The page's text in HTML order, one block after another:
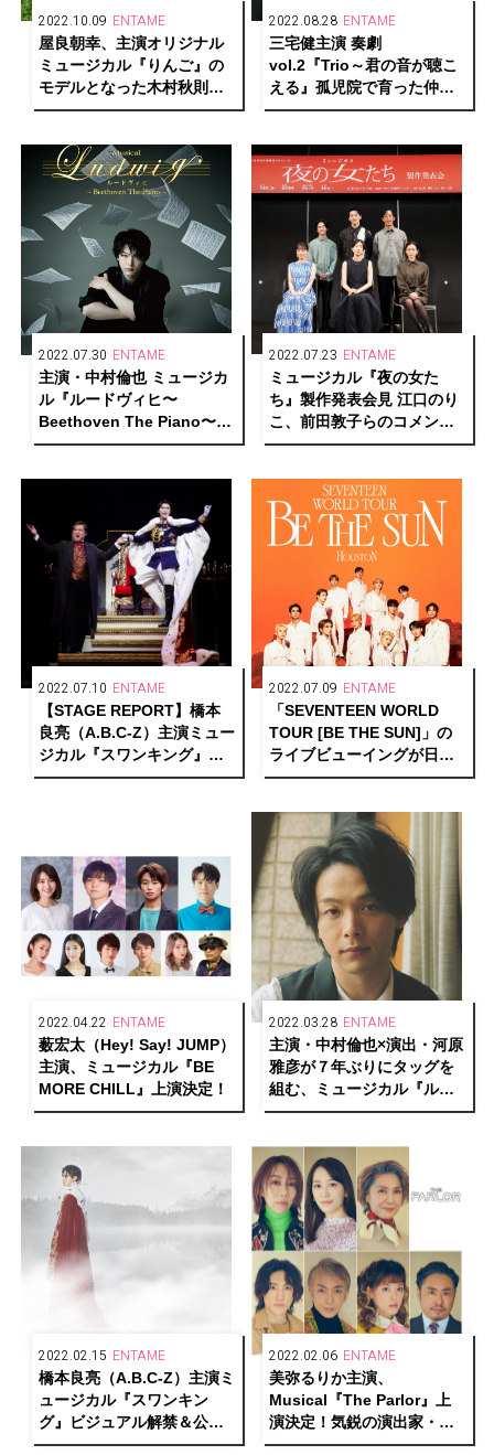
2022.10.09 ENTAME
屋良朝幸、主演オリジナル
ミュージカル『りんご』の
モデルとなった木村秋則氏
のりんご畑を訪問
2022.08.28 ENTAME
三宅健主演 奏劇
vol.2『Trio～君の音が聴こ
える』孤児院で育った仲間
役に大鶴佐助、藤木直人
2022.07.30 ENTAME
主演・中村倫也 ミュージカ
ル『ルードヴィヒ〜
Beethoven The Piano〜』
メインビジュアル・ソロカ
2022.07.23 ENTAME
ミュージカル『夜の女た
ち』製作発表会見 江口のり
こ、前田敦子らのコメント
到着！
2022.07.10 ENTAME
【STAGE REPORT】橋本
良亮（A.B.C-Z）主演ミュー
ジカル『スワンキング』若
き美貌の国王と退廃的な天
2022.07.09 ENTAME
「SEVENTEEN WORLD
TOUR [BE THE SUN]」の
ライブビューイングが日本
全国の映画館にて開催
2022.04.22 ENTAME
薮宏太（Hey! Say! JUMP）
主演、ミュージカル『BE
MORE CHILL』上演決定！
2022.03.28 ENTAME
主演・中村倫也×演出・河原
雅彦が７年ぶりにタッグを
組む、ミュージカル『ルー
ドヴィヒ ～Beethoven The
定！
2022.02.15 ENTAME
橋本良亮（A.B.C-Z）主演ミ
ュージカル『スワンキン
グ』ビジュアル解禁＆公演
詳細決定！
2022.02.06 ENTAME
美弥るりか主演、
Musical『The Parlor』上
演決定！気鋭の演出家・小
林香が手掛けるゲームチェ